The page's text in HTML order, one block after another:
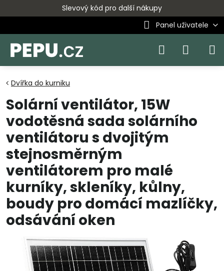
Slevový kód pro další nákupy
Panel uživatele
Dvířka do kurniku
Solární ventilátor, 15W
vodotěsná sada solárního
ventilátoru s dvojitým
stejnosměrným
ventilátorem pro malé
kurníky, skleníky, kůlny,
boudy pro domácí mazlíčky,
odsávání oken